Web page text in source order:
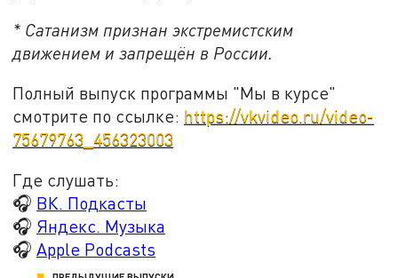
* Сатанизм признан экстремистским
движением и запрещён в России.
Полный выпуск программы "Мы в курсе"
смотрите по ссылке: https://vkvideo.ru/video-
75679763_456323003
Где слушать:
🎧 ВК. Подкасты
🎧 Яндекс. Музыка
🎧Apple Podcasts